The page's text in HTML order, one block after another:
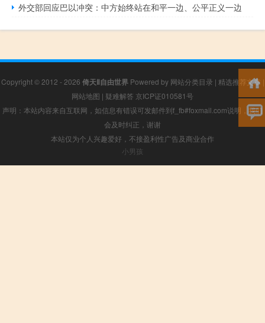
外交部回应巴以冲突：中方始终站在和平一边、公平正义一边
Copyright © 2012 - 2026 倚天Ⅱ自由世界Powered by 网站分类目录 | 精选推荐文章 |
网站地图 | 疑难解答 京ICP证010581号
声明：本站内容来自互联网，如信息有错误可发邮件到f_fb#foxmail.com说明，我们
会及时纠正，谢谢
本站仅为个人兴趣爱好，不接盈利性广告及商业合作
小男孩